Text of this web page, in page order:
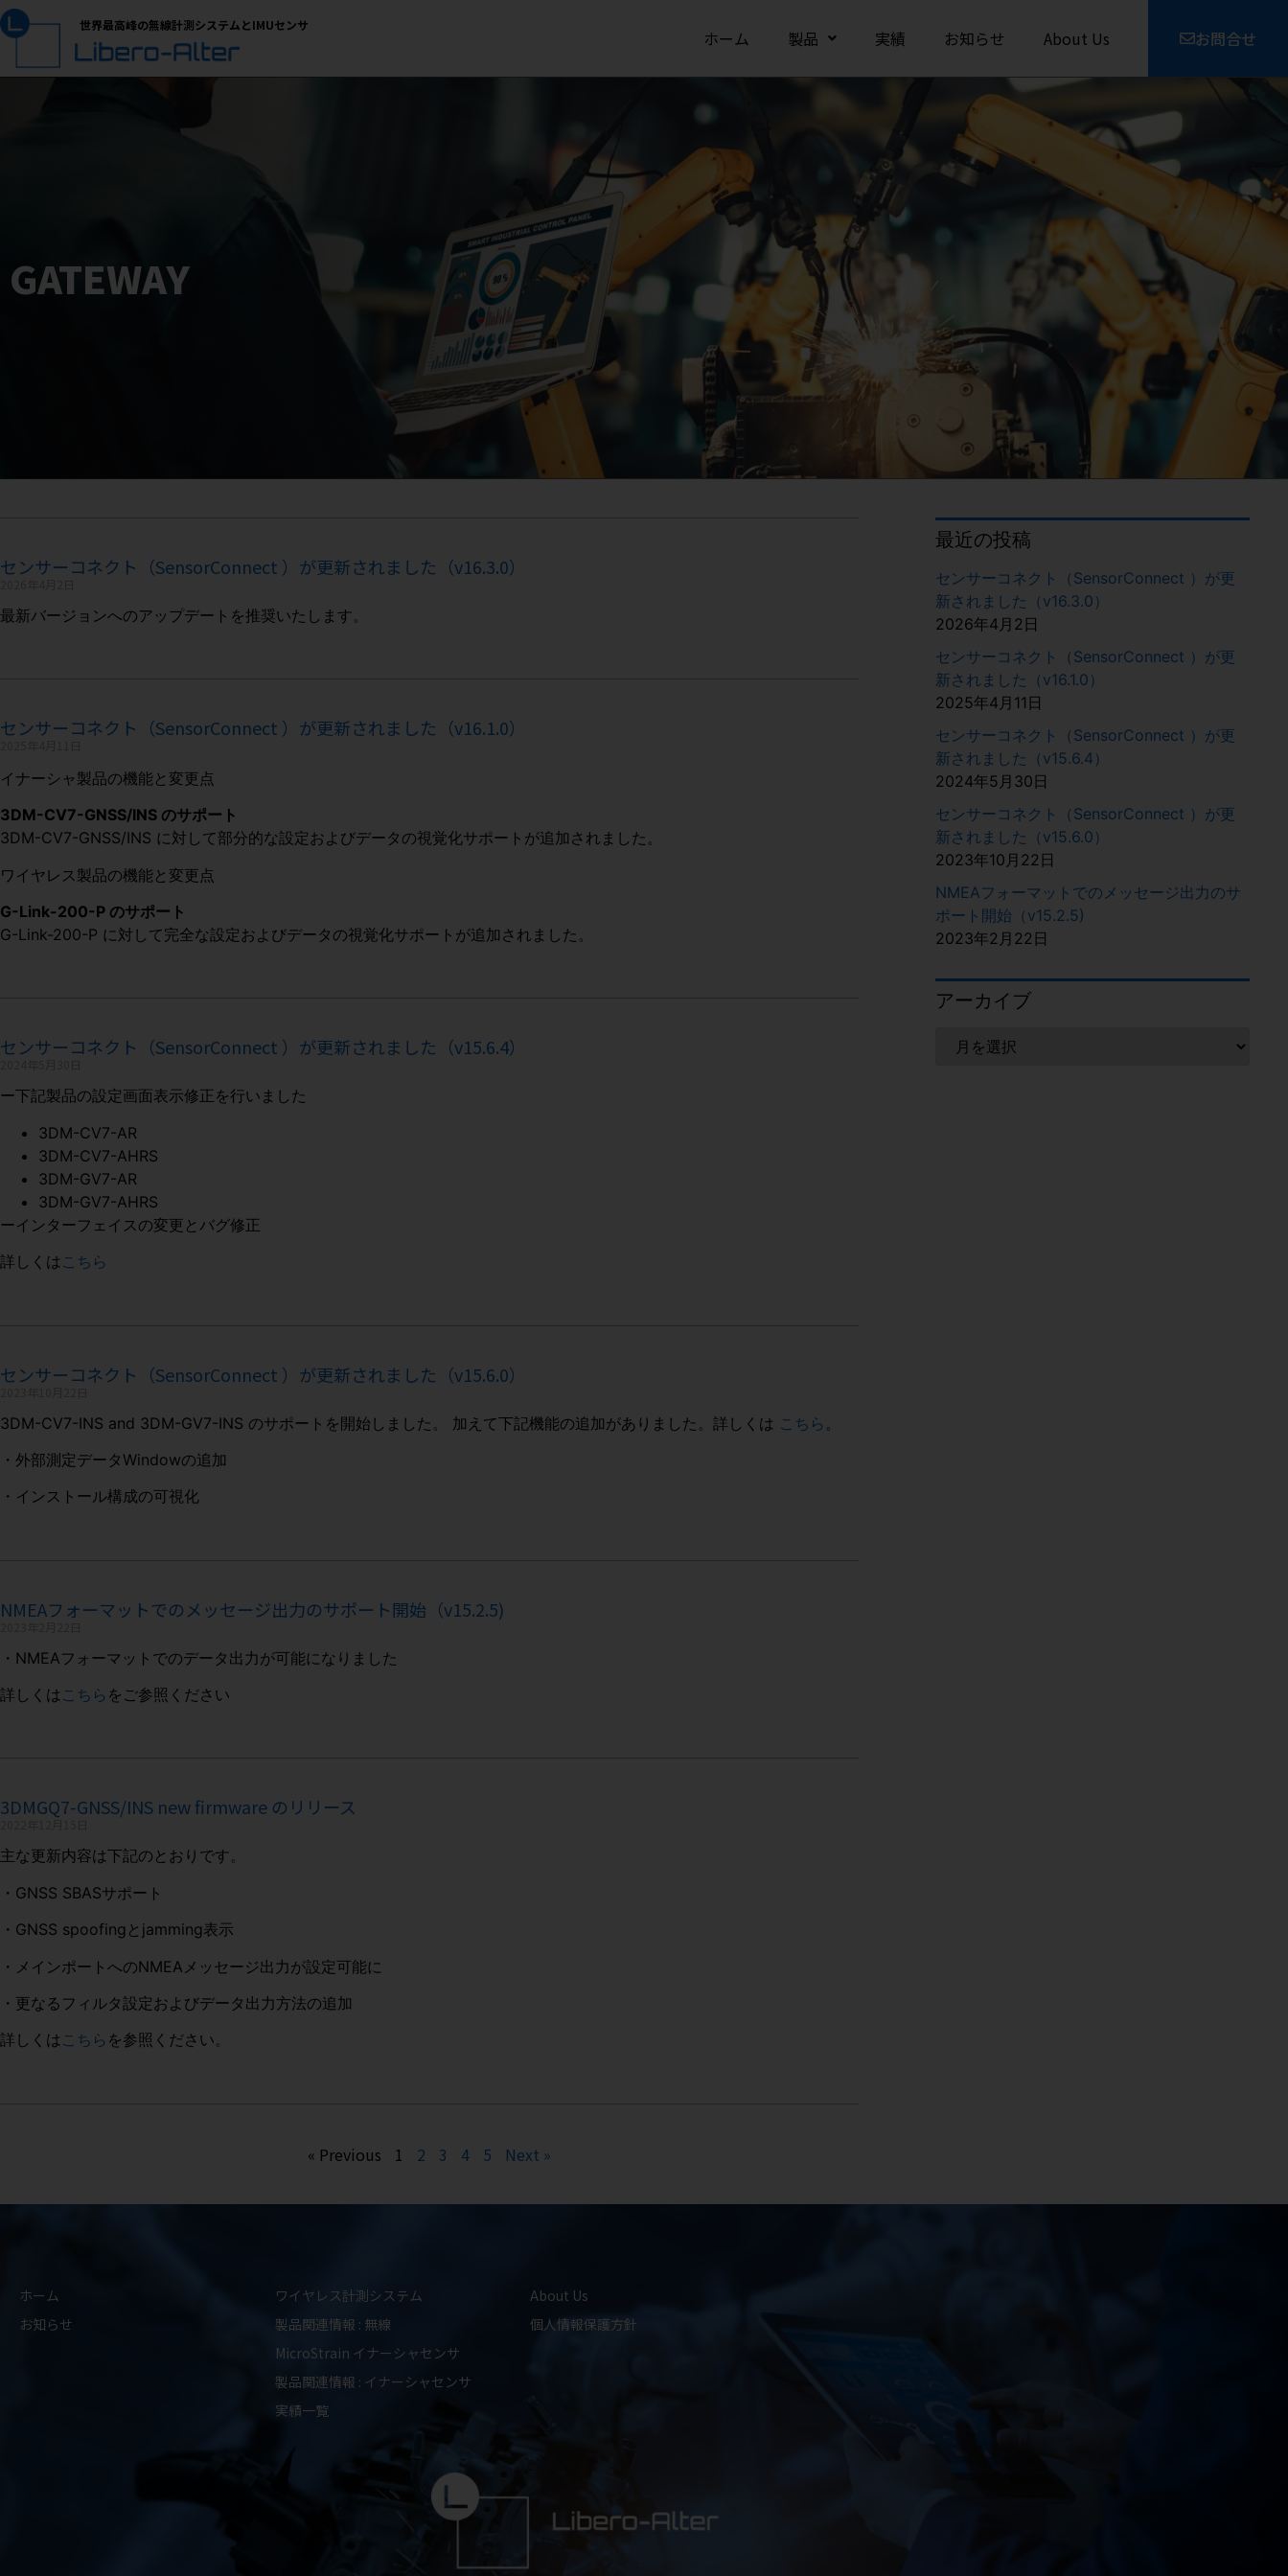
世界最高峰の無線計測システムとIMUセンサ
ホーム 製品 実績 お知らせ About Us お問合せ
GATEWAY
センサーコネクト（SensorConnect ）が更新されました（v16.3.0）
最新バージョンへのアップデートを推奨いたします。
センサーコネクト（SensorConnect ）が更新されました（v16.1.0）
イナーシャ製品の機能と変更点
3DM-CV7-GNSS/INS のサポート
3DM-CV7-GNSS/INS に対して部分的な設定およびデータの視覚化サポートが追加されました。
ワイヤレス製品の機能と変更点
G-Link-200-P のサポート
G-Link-200-P に対して完全な設定およびデータの視覚化サポートが追加されました。
センサーコネクト（SensorConnect ）が更新されました（v15.6.4）
ー下記製品の設定画面表示修正を行いました
3DM-CV7-AR
3DM-CV7-AHRS
3DM-GV7-AR
3DM-GV7-AHRS
ーインターフェイスの変更とバグ修正
詳しくは こちら
センサーコネクト（SensorConnect ）が更新されました（v15.6.0）
3DM-CV7-INS and 3DM-GV7-INS のサポートを開始しました。 加えて下記機能の追加がありました。詳しくは こちら 。
・外部測定データWindowの追加
・インストール構成の可視化
NMEAフォーマットでのメッセージ出力のサポート開始（v15.2.5)
・NMEAフォーマットでのデータ出力が可能になりました
詳しくは こちら をご参照ください
3DMGQ7-GNSS/INS new firmware のリリース
主な更新内容は下記のとおりです。
・GNSS SBASサポート
・GNSS spoofingとjamming表示
・メインポートへのNMEAメッセージ出力が設定可能に
・更なるフィルタ設定およびデータ出力方法の追加
詳しくは こちら を参照ください。
« Previous 1 2 3 4 5 Next »
最近の投稿
センサーコネクト（SensorConnect ）が更
新されました（v16.3.0）
2026年4月2日
センサーコネクト（SensorConnect ）が更
新されました（v16.1.0）
2025年4月11日
センサーコネクト（SensorConnect ）が更
新されました（v15.6.4）
2024年5月30日
センサーコネクト（SensorConnect ）が更
新されました（v15.6.0）
2023年10月22日
NMEAフォーマットでのメッセージ出力のサ
ポート開始（v15.2.5)
2023年2月22日
アーカイブ
ホーム
お知らせ
ワイヤレス計測システム
製品関連情報 : 無線
MicroStrain イナーシャセンサ
製品関連情報 : イナーシャセンサ
実績一覧
About Us
個人情報保護方針